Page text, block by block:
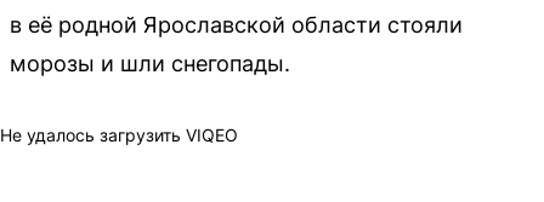
в её родной Ярославской области стояли
морозы и шли снегопады.
Не удалось загрузить VIQEO